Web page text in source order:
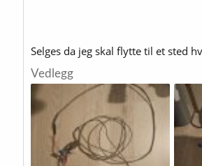
Selges da jeg skal flytte til et sted
Vedlegg